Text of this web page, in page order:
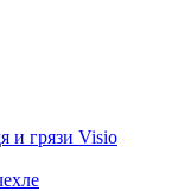
и грязи Visio